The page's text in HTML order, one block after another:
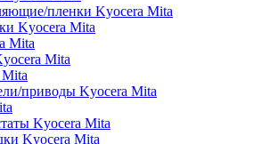
пленки Kyocera Mita
Kyocera Mita
Mita
Mita
приводы Kyocera Mita
Kyocera Mita
Kyocera Mita